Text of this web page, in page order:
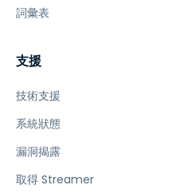
詞彙表
支援
技術支援
系統狀態
漏洞揭露
取得 Streamer